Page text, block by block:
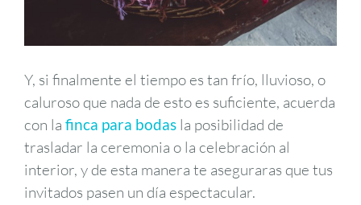
Y, si finalmente el tiempo es tan frío, lluvioso, o
caluroso que nada de esto es suficiente, acuerda
con la finca para bodas la posibilidad de
trasladar la ceremonia o la celebración al
interior, y de esta manera te aseguraras que tus
invitados pasen un día espectacular.